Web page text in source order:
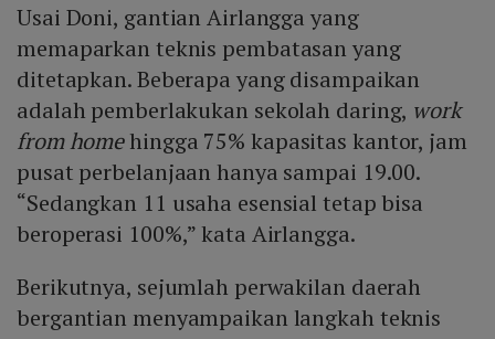
Usai Doni, gantian Airlangga yang
memaparkan teknis pembatasan yang
ditetapkan. Beberapa yang disampaikan
adalah pemberlakukan sekolah daring, work
from homehingga 75% kapasitas kantor, jam
pusat perbelanjaan hanya sampai 19.00.
“Sedangkan 11 usaha esensial tetap bisa
beroperasi 100%,” kata Airlangga.
Berikutnya, sejumlah perwakilan daerah
bergantian menyampaikan langkah teknis